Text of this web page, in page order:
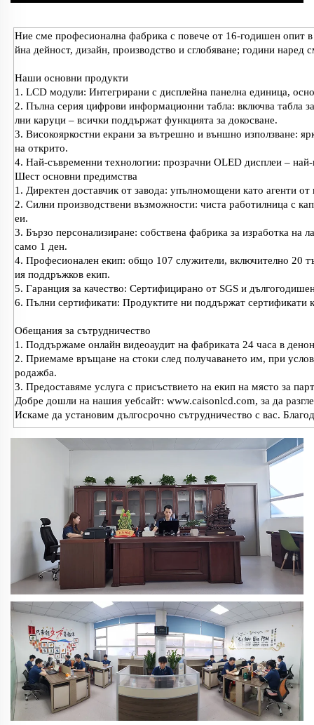
Ние сме професионална фабрика с повече от 16-годишен опит
йна дейност, дизайн, производство и сглобяване; години наред
Наши основни продукти
1. LCD модули: Интегрирани с дисплейна панелна единица,
2. Пълна серия цифрови информационни табла: включва табла
лни каруци – всички поддържат функцията за докосване.
3. Високояркостни екрани за вътрешно и външно използване:
на открито.
4. Най-съвременни технологии: прозрачни OLED дисплеи –
Шест основни предимства
1. Директен доставчик от завода: упълномощени като агенти
2. Силни производствени възможности: чиста работилница с
еи.
3. Бързо персонализиране: собствена фабрика за изработка на
само 1 ден.
4. Професионален екип: общо 107 служители, включително 20
ия поддръжков екип.
5. Гаранция за качество: Сертифицирано от SGS и
6. Пълни сертификати: Продуктите ни поддържат
Обещания за сътрудничество
1. Поддържаме онлайн видеоаудит на фабриката 24 часа в
2. Приемаме връщане на стоки след получаването им, при
родажба.
3. Предоставяме услуга с присъствието на екип на място за
Добре дошли на нашия уебсайт: www.caisonlcd.com, за да
Искаме да установим дългосрочно сътрудничество с вас.